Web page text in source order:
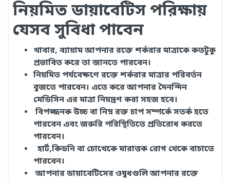
নিয়মিত ডায়াবেটিস পরিক্ষায়
যেসব সুবিধা পাবেন
খাবার, ব্যায়াম আপনার রক্তে শর্করার মাত্রাকে কতটুকু
প্রভাবিত করে তা জানতে পারবেন।
নিয়মিত পর্যবেক্ষণে রক্তে শর্করার মাত্রার পরিবর্তন
বুজতে পারবেন। এতে করে আপনার দৈনন্দিন
মেডিসিন এর মাত্রা নিয়ন্ত্রণ করা সহজ হবে।
বিপজ্জনক উচ্চ বা নিম্ন রক্ত চাপ সম্পর্কে সতর্ক হতে
পারবেন এবং জরুরি পরিস্থিতিতে প্রতিরোধ করতে
পারবেন।
হার্ট,কিডনি বা চোখেকে মারাত্তক রোগ থেকে বাচাতে
পারবেন।
আপনার ডায়াবেটিসের ওষুধগুলি আপনার রক্তে